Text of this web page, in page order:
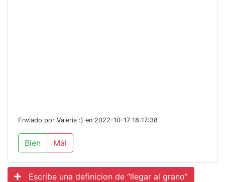
Enviado por Valeria :) en 2022-10-17 18:17:38
Bien Mal
Escribe una definicion de “llegar al grano”